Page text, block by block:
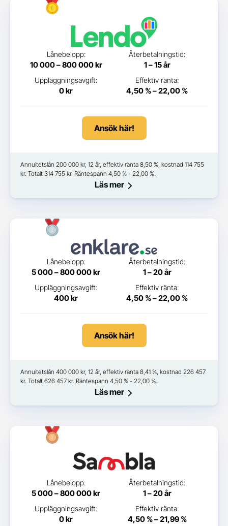
Lånebelopp:
10 000 – 800 000 kr
Återbetalningstid:
1 – 15 år
Uppläggningsavgift:
0 kr
Effektiv ränta:
4,50 % – 22,00 %
Ansök här!
Annuitetslån 200 000 kr, 12 år, effektiv ränta 8,50 %, kostnad 114 755
kr. Totalt 314 755 kr. Räntespann 4,50 % - 22,00 %.
Läs mer
Lånebelopp:
5 000 – 800 000 kr
Återbetalningstid:
1 – 20 år
Uppläggningsavgift:
400 kr
Effektiv ränta:
4,50 % – 22,00 %
Ansök här!
Annuitetslån 400 000 kr, 12 år, effektiv ränta 8,41 %, kostnad 226 457
kr. Totalt 626 457 kr. Räntespann 4,50 % - 22,00 %.
Läs mer
Lånebelopp:
5 000 – 800 000 kr
Återbetalningstid:
1 – 20 år
Uppläggningsavgift:
0 kr
Effektiv ränta:
4,50 % – 21,99 %